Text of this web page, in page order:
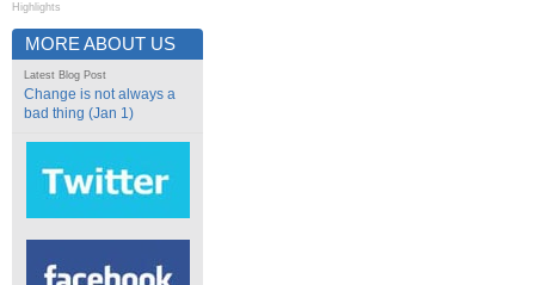
Highlights
MORE ABOUT US
Latest Blog Post
Change is not always a
bad thing (Jan 1)